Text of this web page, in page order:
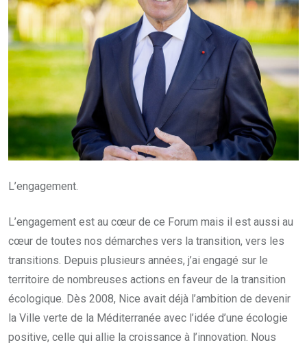
L’engagement.
L’engagement est au cœur de ce Forum mais il est aussi au
cœur de toutes nos démarches vers la transition, vers les
transitions. Depuis plusieurs années, j’ai engagé sur le
territoire de nombreuses actions en faveur de la transition
écologique. Dès 2008, Nice avait déjà l’ambition de devenir
la Ville verte de la Méditerranée avec l’idée d’une écologie
positive, celle qui allie la croissance à l’innovation. Nous